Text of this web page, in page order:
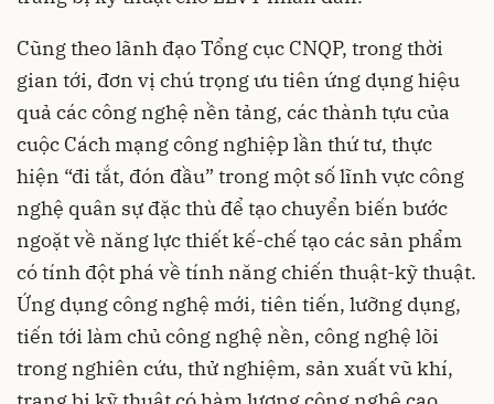
Cũng theo lãnh đạo Tổng cục CNQP, trong thời
gian tới, đơn vị chú trọng ưu tiên ứng dụng hiệu
quả các công nghệ nền tảng, các thành tựu của
cuộc Cách mạng công nghiệp lần thứ tư, thực
hiện “đi tắt, đón đầu” trong một số lĩnh vực công
nghệ quân sự đặc thù để tạo chuyển biến bước
ngoặt về năng lực thiết kế-chế tạo các sản phẩm
có tính đột phá về tính năng chiến thuật-kỹ thuật.
Ứng dụng công nghệ mới, tiên tiến, lưỡng dụng,
tiến tới làm chủ công nghệ nền, công nghệ lõi
trong nghiên cứu, thử nghiệm, sản xuất vũ khí,